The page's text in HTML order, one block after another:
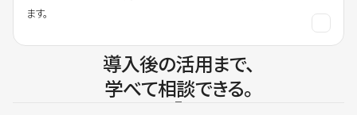
ます。
導入後の活用まで、
学べて相談できる。